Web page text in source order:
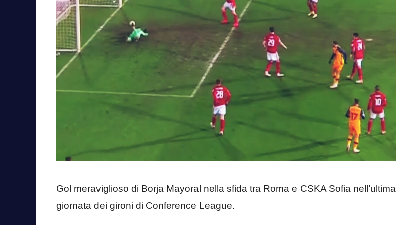
Gol meraviglioso di Borja Mayoral nella sfida tra Roma e CSKA Sofia nell’ultima
giornata dei gironi di Conference League.